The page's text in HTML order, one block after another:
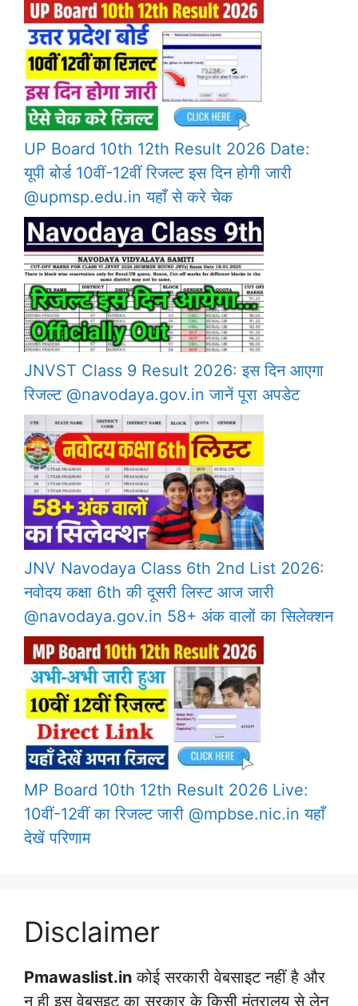
UP Board 10th 12th Result 2026 Date:
यूपी बोर्ड 10वीं-12वीं रिजल्ट इस दिन होगी जारी
@upmsp.edu.in यहाँ से करे चेक
JNVST Class 9 Result 2026: इस दिन आएगा
रिजल्ट @navodaya.gov.in जानें पूरा अपडेट
JNV Navodaya Class 6th 2nd List 2026:
नवोदय कक्षा 6th की दूसरी लिस्ट आज जारी
@navodaya.gov.in 58+ अंक वालों का सिलेक्शन
MP Board 10th 12th Result 2026 Live:
10वीं-12वीं का रिजल्ट जारी @mpbse.nic.in यहाँ
देखें परिणाम
Disclaimer
Pmawaslist.in कोई सरकारी वेबसाइट नहीं है और
न ही इस वेबसइट का सरकार के किसी मंत्रालय से लेन